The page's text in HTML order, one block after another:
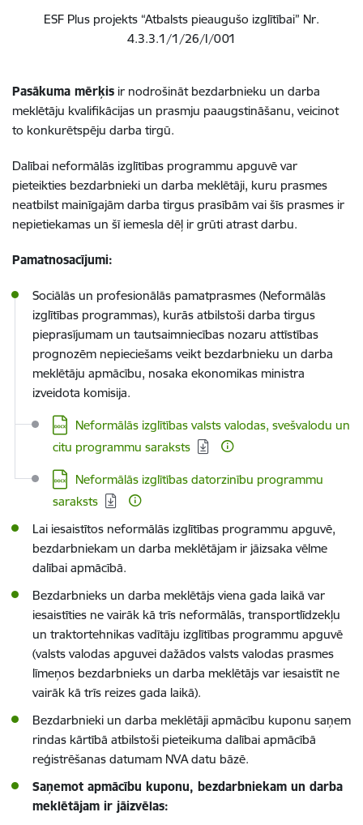
ESF Plus projekts “Atbalsts pieaugušo izglītībai” Nr.
4.3.3.1/1/26/I/001
Pasākuma mērķis ir nodrošināt bezdarbnieku un darba
meklētāju kvalifikācijas un prasmju paaugstināšanu, veicinot
to konkurētspēju darba tirgū.
Dalībai neformālās izglītības programmu apguvē var
pieteikties bezdarbnieki un darba meklētāji, kuru prasmes
neatbilst mainīgajām darba tirgus prasībām vai šīs prasmes ir
nepietiekamas un šī iemesla dēļ ir grūti atrast darbu.
Pamatnosacījumi:
Sociālās un profesionālās pamatprasmes (Neformālās
izglītības programmas), kurās atbilstoši darba tirgus
pieprasījumam un tautsaimniecības nozaru attīstības
prognozēm nepieciešams veikt bezdarbnieku un darba
meklētāju apmācību, nosaka ekonomikas ministra
izveidota komisija.
Lejupielādēt:
Neformālās izglītības valsts valodas, svešvalodu un
citu programmu saraksts
Lejupielādēt:
Neformālās izglītības datorzinību programmu
saraksts
Lai iesaistītos neformālās izglītības programmu apguvē,
bezdarbniekam un darba meklētājam ir jāizsaka vēlme
dalībai apmācībā.
Bezdarbnieks un darba meklētājs viena gada laikā var
iesaistīties ne vairāk kā trīs neformālās, transportlīdzekļu
un traktortehnikas vadītāju izglītības programmu apguvē
(valsts valodas apguvei dažādos valsts valodas prasmes
līmeņos bezdarbnieks un darba meklētājs var iesaistīt ne
vairāk kā trīs reizes gada laikā).
Bezdarbnieki un darba meklētāji apmācību kuponu saņem
rindas kārtībā atbilstoši pieteikuma dalībai apmācībā
reģistrēšanas datumam NVA datu bāzē.
Saņemot apmācību kuponu, bezdarbniekam un darba
meklētājam ir jāizvēlas: